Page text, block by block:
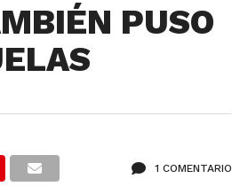
PUSO
1 COMENTARIO